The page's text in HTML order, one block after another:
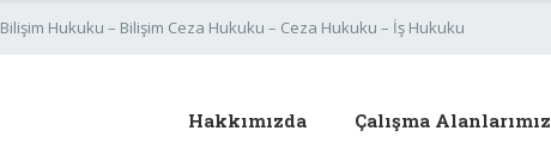
Bilişim Hukuku – Bilişim Ceza Hukuku – Ceza Hukuku – İş Hukuku
Hakkımızda Çalışma Alanlarımız